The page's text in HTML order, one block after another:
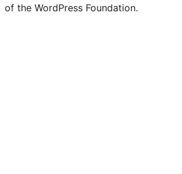
of the WordPress Foundation.